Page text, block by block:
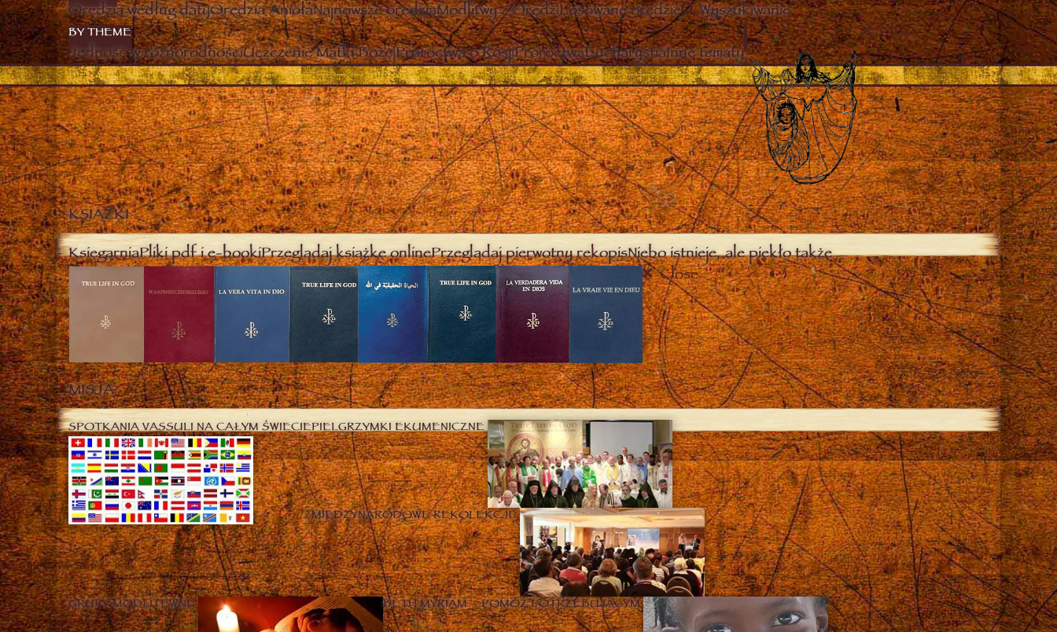
Orędzia według datyOrędzia AniołaNajnowsze orędziaModlitwy z OrędziLosowane orędzie Wyszukiwanie
BY THEME
Jedność w różnorodnościUczczenie Matki BożejProroctwa o RosjiProroctwaEucharystiaInne tematy
Close
KSIĄŻKI
KsięgarniaPliki pdf i e-bookiPrzeglądaj książkę onlinePrzeglądaj pierwotny rękopisNiebo istnieje, ale piekło także
Close
MISJA
SPOTKANIA VASSULI NA CAŁYM ŚWIECIEPIELGRZYMKI EKUMENICZNE
MIĘDZYNARODOWE REKOLEKCJE
GRUPY MODLITEWNE BETH MYRIAM – POMÓŻ POTRZEBUJĄCYM